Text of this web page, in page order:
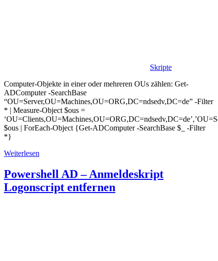
Skripte
Computer-Objekte in einer oder mehreren OUs zählen: Get-
ADComputer -SearchBase
“OU=Server,OU=Machines,OU=ORG,DC=ndsedv,DC=de” -Filter
* | Measure-Object $ous =
$ous | ForEach-Object {Get-ADComputer -SearchBase $_ -Filter
*}
Weiterlesen
Powershell AD – Anmeldeskript
Logonscript entfernen